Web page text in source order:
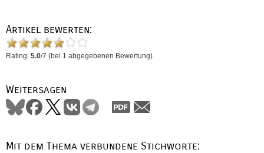
Artikel bewerten:
Rating: 5.0/7 (bei 1 abgegebenen Bewertung)
Weitersagen
Mit dem Thema verbundene Stichworte: